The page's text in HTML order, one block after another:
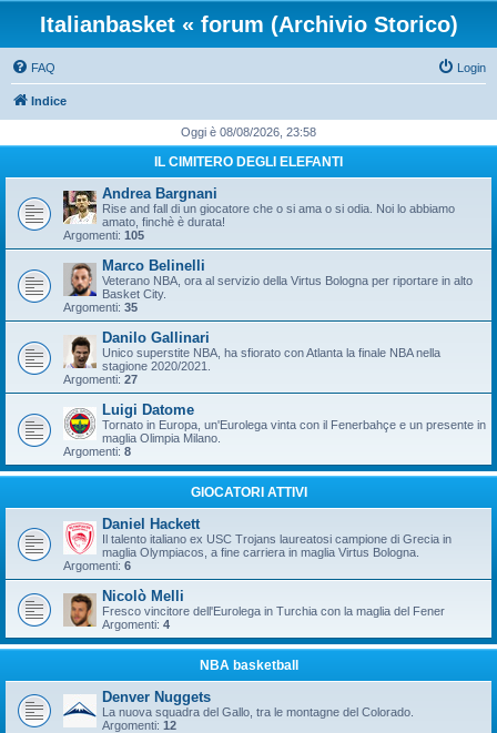
Italianbasket « forum (Archivio Storico)
FAQ Login
Indice
Oggi è 08/08/2026, 23:58
IL CIMITERO DEGLI ELEFANTI
Andrea Bargnani
Rise and fall di un giocatore che o si ama o si odia. Noi lo abbiamo
amato, finchè è durata!
Argomenti: 105
Marco Belinelli
Veterano NBA, ora al servizio della Virtus Bologna per riportare in alto
Basket City.
Argomenti: 35
Danilo Gallinari
Unico superstite NBA, ha sfiorato con Atlanta la finale NBA nella
stagione 2020/2021.
Argomenti: 27
Luigi Datome
Tornato in Europa, un'Eurolega vinta con il Fenerbahçe e un presente in
maglia Olimpia Milano.
Argomenti: 8
GIOCATORI ATTIVI
Daniel Hackett
Il talento italiano ex USC Trojans laureatosi campione di Grecia in
maglia Olympiacos, a fine carriera in maglia Virtus Bologna.
Argomenti: 6
Nicolò Melli
Fresco vincitore dell'Eurolega in Turchia con la maglia del Fener
Argomenti: 4
NBA basketball
Denver Nuggets
La nuova squadra del Gallo, tra le montagne del Colorado.
Argomenti: 12